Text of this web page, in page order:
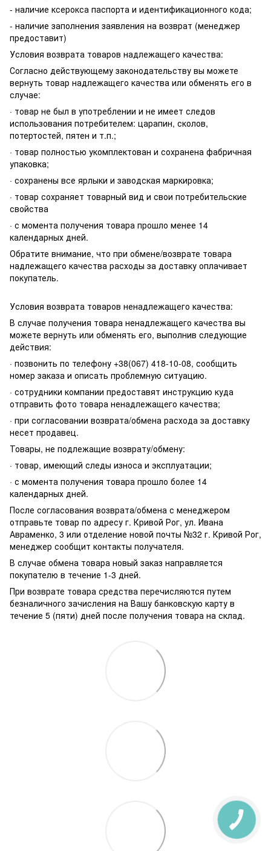
- наличие ксерокса паспорта и идентификационного кода;
- наличие заполнения заявления на возврат (менеджер
предоставит)
Условия возврата товаров надлежащего качества:
Согласно действующему законодательству вы можете
вернуть товар надлежащего качества или обменять его в
случае:
· товар не был в употреблении и не имеет следов
использования потребителем: царапин, сколов,
потертостей, пятен и т.п.;
· товар полностью укомплектован и сохранена фабричная
упаковка;
· сохранены все ярлыки и заводская маркировка;
· товар сохраняет товарный вид и свои потребительские
свойства
· с момента получения товара прошло менее 14
календарных дней.
Обратите внимание, что при обмене/возврате товара
надлежащего качества расходы за доставку оплачивает
покупатель.
Условия возврата товаров ненадлежащего качества:
В случае получения товара ненадлежащего качества вы
можете вернуть или обменять его, выполнив следующие
действия:
· позвонить по телефону +38(067) 418-10-08, сообщить
номер заказа и описать проблемную ситуацию.
· сотрудники компании предоставят инструкцию куда
отправить фото товара ненадлежащего качества;
· при согласовании возврата/обмена расхода за доставку
несет продавец.
Товары, не подлежащие возврату/обмену:
· товар, имеющий следы износа и эксплуатации;
· с момента получения товара прошло более 14
календарных дней.
После согласования возврата/обмена с менеджером
отправьте товар по адресу г. Кривой Рог, ул. Ивана
Авраменко, 3 или отделение новой почты №32 г. Кривой Рог,
менеджер сообщит контакты получателя.
В случае обмена товара новый заказ направляется
покупателю в течение 1-3 дней.
При возврате товара средства перечисляются путем
безналичного зачисления на Вашу банковскую карту в
течение 5 (пяти) дней после получения товара на склад.